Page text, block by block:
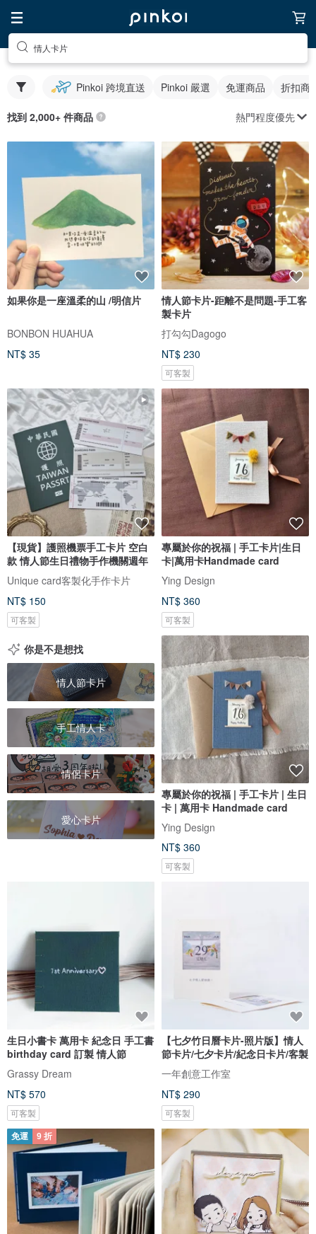
情人卡片
Pinkoi 跨境直送 Pinkoi 嚴選 免運商品 折扣商
找到 2,000+ 件商品 熱門程度優先
如果你是一座溫柔的山 /明信片
BONBON HUAHUA
NT$ 35
情人節卡片-距離不是問題-手工客
製卡片
打勾勾Dagogo
NT$ 230
可客製
【現貨】護照機票手工卡片 空白
款 情人節生日禮物手作機關週年
Unique card客製化手作卡片
NT$ 150
可客製
專屬於你的祝福 | 手工卡片|生日
卡|萬用卡Handmade card
Ying Design
NT$ 360
可客製
你是不是想找
情人節卡片
手工情人卡
情侶卡片
愛心卡片
專屬於你的祝福 | 手工卡片 | 生日
卡 | 萬用卡 Handmade card
Ying Design
NT$ 360
可客製
生日小書卡 萬用卡 紀念日 手工書
birthday card 訂製 情人節
Grassy Dream
NT$ 570
可客製
【七夕竹日曆卡片-照片版】情人
節卡片/七夕卡片/紀念日卡片/客製
一年創意工作室
NT$ 290
可客製
免運 9 折